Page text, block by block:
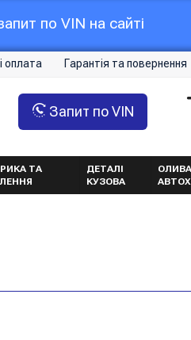
по VIN на сайті
оплата Гарантія та повернення
Запит по VIN
ТА
ДЕТАЛІ
КУЗОВА